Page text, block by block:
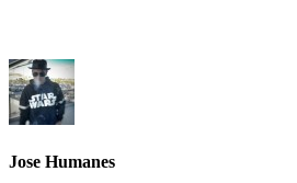
Jose Humanes